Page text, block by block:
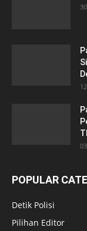
POPULAR
Detik Polisi
Pilihan Editor